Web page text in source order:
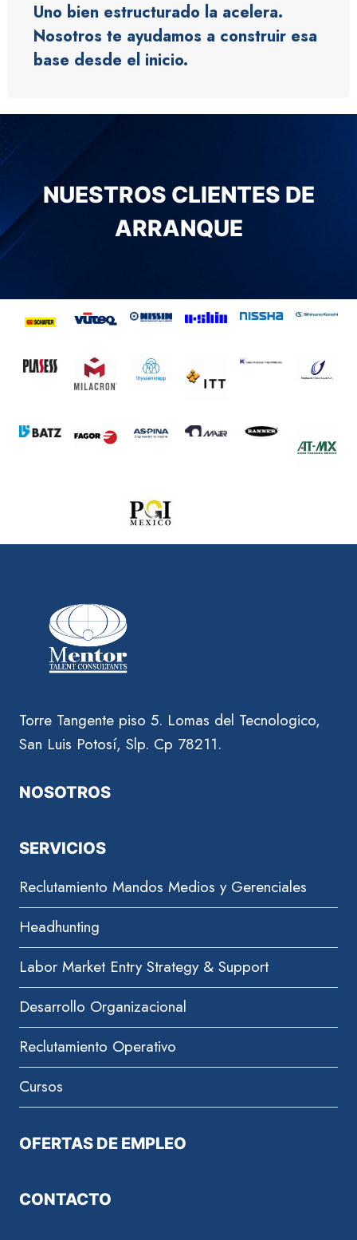
Uno bien estructurado la acelera.
Nosotros te ayudamos a construir esa
base desde el inicio.
NUESTROS CLIENTES DE
ARRANQUE
Torre Tangente piso 5. Lomas del Tecnologico,
San Luis Potosí, Slp. Cp 78211.
NOSOTROS
SERVICIOS
Reclutamiento Mandos Medios y Gerenciales
Headhunting
Labor Market Entry Strategy & Support
Desarrollo Organizacional
Reclutamiento Operativo
Cursos
OFERTAS DE EMPLEO
CONTACTO